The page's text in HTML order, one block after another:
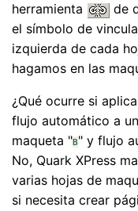
herramienta
de
el símbolo de
izquierda de cada
hagamos en las
¿Qué ocurre si
flujo automático a
maqueta "B" y flujo
No, Quark XPress
varias hojas de
si necesita crear